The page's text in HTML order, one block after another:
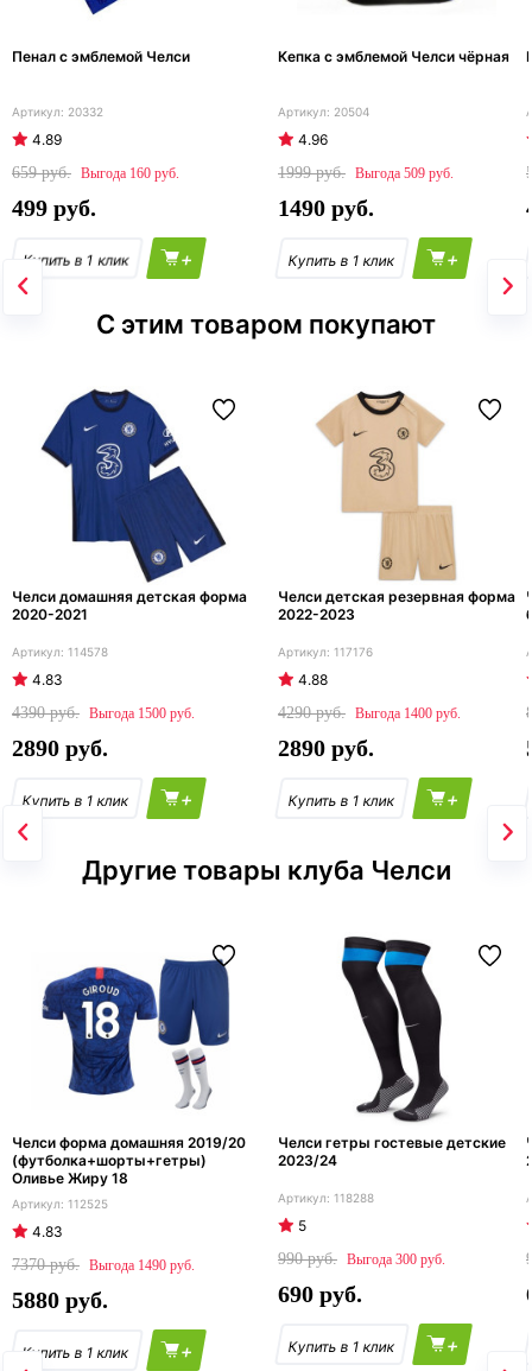
Пенал с эмблемой Челси
20332
4.89
659
160
499
+
Кепка с эмблемой Челси чёрная
20504
4.96
1999
509
1490
+
С этим товаром покупают
Челси домашняя детская форма
2020-2021
114578
4.83
4390
1500
2890
+
Челси детская резервная форма
2022-2023
117176
4.88
4290
1400
2890
+
Другие товары клуба Челси
Челси форма домашняя 2019/20
(футболка+шорты+гетры)
Оливье Жиру 18
112525
4.83
7370
1490
5880
+
Челси гетры гостевые детские
2023/24
118288
5
990
300
690
+